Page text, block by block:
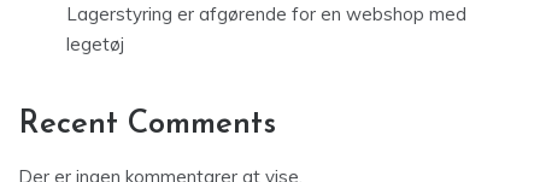
Lagerstyring er afgørende for en webshop med
legetøj
Recent Comments
Der er ingen kommentarer at vise.